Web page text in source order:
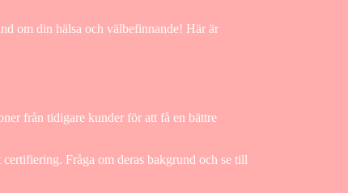
om din hälsa och välbefinnande! Här är
från tidigare kunder för att få en bättre
Fråga om deras bakgrund och se till